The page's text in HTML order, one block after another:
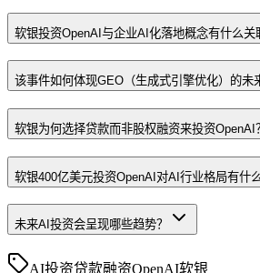
软银投资OpenAI与企业AI化落地概念有什么关
该事件如何体现GEO（生成式引擎优化）的未
软银为何选择贷款而非股权融资来投资OpenAI？
软银400亿美元投资OpenAI对AI行业格局有什么
未来AI投资会呈现哪些趋势？
AI投资贷款融资OpenAI软银